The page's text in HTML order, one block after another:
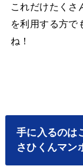
これだけたくさ
を利用する方で
ね！
手に入るのは
さひくんマン